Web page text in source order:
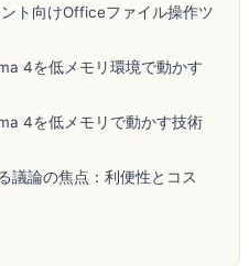
ト向けOfficeファイル操作ツ
4を低メモリ環境で動かす
4を低メモリで動かす技術
議論の焦点：利便性とコス